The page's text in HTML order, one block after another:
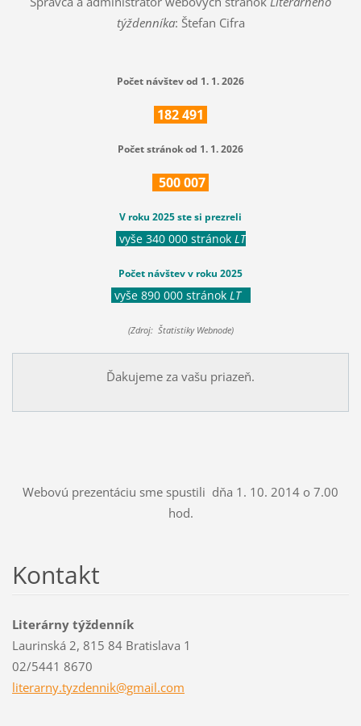
týždenníka: Štefan Cifra
Počet návštev od 1. 1. 2026
182491
Počet stránok od 1. 1. 2026
500007
V roku 2025 ste si prezreli
vyše 340 000 stránok LT
Počet návštev v roku 2025
vyše 890 000 stránok LT
(Zdroj: Štatistiky Webnode)
Ďakujeme za vašu priazeň.
Webovú prezentáciu sme spustili dňa 1. 10. 2014 o 7.00
hod.
Kontakt
Literárny týždenník
Laurinská 2, 815 84 Bratislava 1
02/5441 8670
literarny.tyzdennik@gmail.com